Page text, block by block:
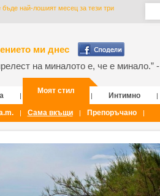
най-лошият месец за тези три
ми днес
на миналото е, че е минало.”
|
Моят стил
| Интимно |
| Сама вкъщи | Препоръчано |